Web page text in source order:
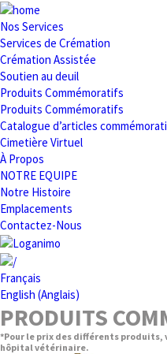
Nos Services
Services de Crémation
Crémation Assistée
Soutien au deuil
Produits Commémoratifs
Produits Commémoratifs
Catalogue d’articles
Cimetière Virtuel
À Propos
NOTRE EQUIPE
Notre Histoire
Emplacements
Contactez-Nous
Français
English (Anglais)
PRODUITS
*Pour le prix des différents
hôpital vétérinaire.